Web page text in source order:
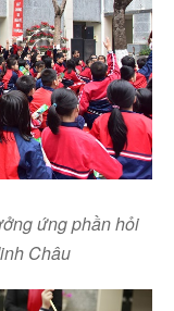
ứngphần hỏi
Châu